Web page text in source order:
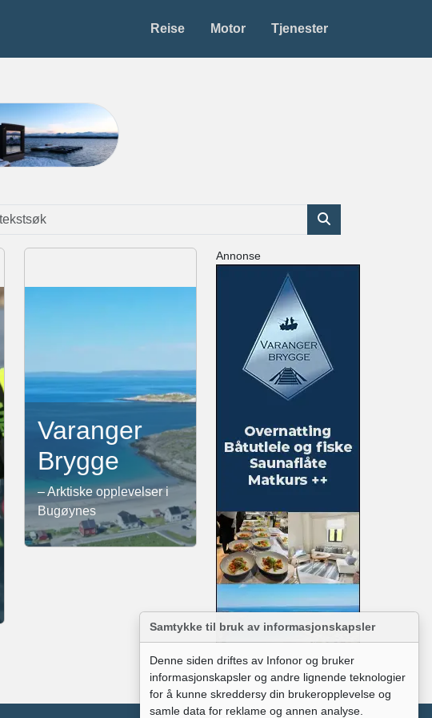
Reise Motor Tjenester
Varanger
Brygge
– Arktiske opplevelser i
Bugøynes
Annonse
Samtykke til bruk av informasjonskapsler
Denne siden driftes av Infonor og bruker
informasjonskapsler og andre lignende teknologier
for å kunne skreddersy din brukeropplevelse og
samle data for reklame og annen analyse.